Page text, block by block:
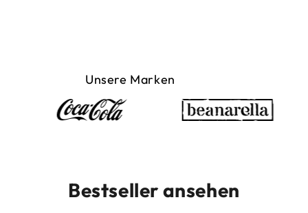
Unsere Marken
Bestseller ansehen